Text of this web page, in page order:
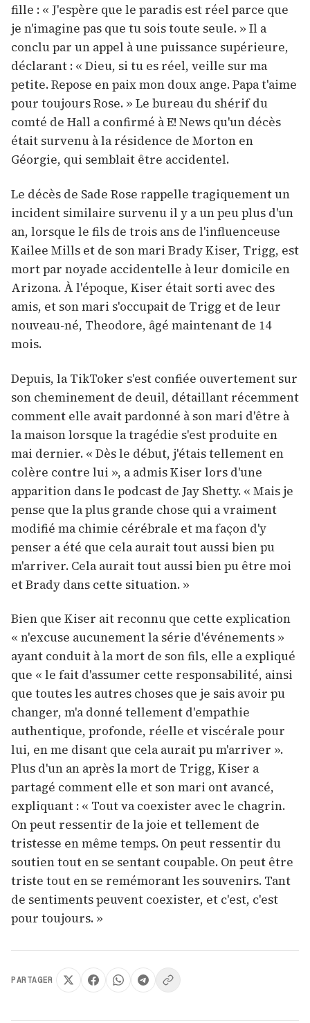
fille : « J'espère que le paradis est réel parce que
je n'imagine pas que tu sois toute seule. » Il a
conclu par un appel à une puissance supérieure,
déclarant : « Dieu, si tu es réel, veille sur ma
petite. Repose en paix mon doux ange. Papa t'aime
pour toujours Rose. » Le bureau du shérif du
comté de Hall a confirmé à E! News qu'un décès
était survenu à la résidence de Morton en
Géorgie, qui semblait être accidentel.
Le décès de Sade Rose rappelle tragiquement un
incident similaire survenu il y a un peu plus d'un
an, lorsque le fils de trois ans de l'influenceuse
Kailee Mills et de son mari Brady Kiser, Trigg, est
mort par noyade accidentelle à leur domicile en
Arizona. À l'époque, Kiser était sorti avec des
amis, et son mari s'occupait de Trigg et de leur
nouveau-né, Theodore, âgé maintenant de 14
mois.
Depuis, la TikToker s'est confiée ouvertement sur
son cheminement de deuil, détaillant récemment
comment elle avait pardonné à son mari d'être à
la maison lorsque la tragédie s'est produite en
mai dernier. « Dès le début, j'étais tellement en
colère contre lui », a admis Kiser lors d'une
apparition dans le podcast de Jay Shetty. « Mais je
pense que la plus grande chose qui a vraiment
modifié ma chimie cérébrale et ma façon d'y
penser a été que cela aurait tout aussi bien pu
m'arriver. Cela aurait tout aussi bien pu être moi
et Brady dans cette situation. »
Bien que Kiser ait reconnu que cette explication
« n'excuse aucunement la série d'événements »
ayant conduit à la mort de son fils, elle a expliqué
que « le fait d'assumer cette responsabilité, ainsi
que toutes les autres choses que je sais avoir pu
changer, m'a donné tellement d'empathie
authentique, profonde, réelle et viscérale pour
lui, en me disant que cela aurait pu m'arriver ».
Plus d'un an après la mort de Trigg, Kiser a
partagé comment elle et son mari ont avancé,
expliquant : « Tout va coexister avec le chagrin.
On peut ressentir de la joie et tellement de
tristesse en même temps. On peut ressentir du
soutien tout en se sentant coupable. On peut être
triste tout en se remémorant les souvenirs. Tant
de sentiments peuvent coexister, et c'est, c'est
pour toujours. »
PARTAGER